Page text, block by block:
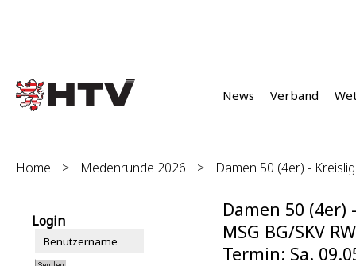
News Verband
Home > Medenrunde 2026 > Damen 50 (4er) -
Login
Damen 50 (4er)
MSG BG/SKV
Termin: Sa.